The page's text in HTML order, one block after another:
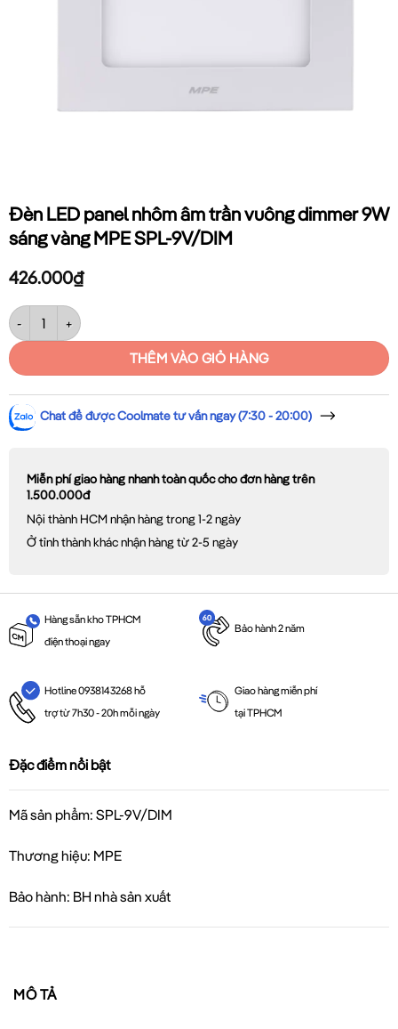
Đèn LED panel nhôm âm trần vuông dimmer 9W
sáng vàng MPE SPL-9V/DIM
426.000₫
Đèn LED panel nhôm âm trần vuông dimmer 9W sáng vàng MPE SPL-
THÊM VÀO GIỎ HÀNG
Chat để được Coolmate tư vấn ngay (7:30 - 20:00)
Miễn phí giao hàng nhanh toàn quốc cho đơn hàng trên
1.500.000đ
Nội thành HCM nhận hàng trong 1-2 ngày
Ở tỉnh thành khác nhận hàng từ 2-5 ngày
Hàng sẵn kho TPHCM
điện thoại ngay
Bảo hành 2 năm
Hotline 0938143268 hỗ
trợ từ 7h30 - 20h mỗi ngày
Giao hàng miễn phí
tại TPHCM
Đặc điểm nổi bật
Mã sản phẩm: SPL-9V/DIM
Thương hiệu: MPE
Bảo hành: BH nhà sản xuất
MÔ TẢ